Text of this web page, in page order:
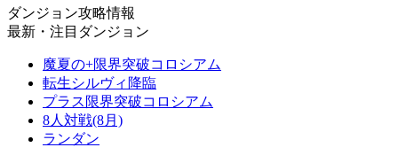
ダンジョン攻略情報
最新・注目ダンジョン
魔夏の+限界突破コロシアム
転生シルヴィ降臨
プラス限界突破コロシアム
8人対戦(8月)
ランダン